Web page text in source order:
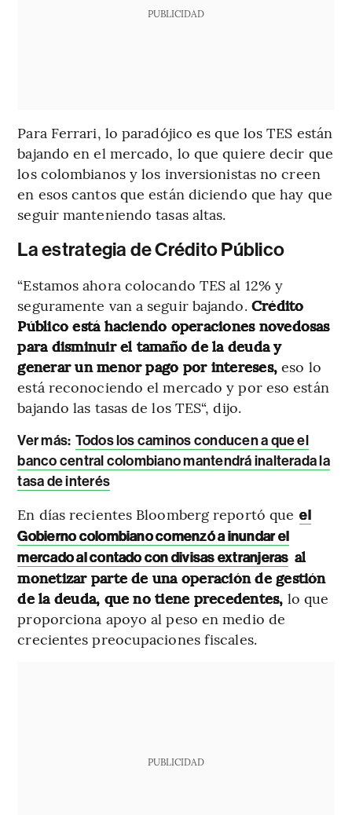
PUBLICIDAD
Para Ferrari, lo paradójico es que los TES están
bajando en el mercado, lo que quiere decir que
los colombianos y los inversionistas no creen
en esos cantos que están diciendo que hay que
seguir manteniendo tasas altas.
La estrategia de Crédito Público
“Estamos ahora colocando TES al 12% y
seguramente van a seguir bajando. Crédito
Público está haciendo operaciones novedosas
para disminuir el tamaño de la deuda y
generar un menor pago por intereses,eso lo
está reconociendo el mercado y por eso están
bajando las tasas de los TES“, dijo.
Ver más: Todos los caminos conducen a que el
banco central colombiano mantendrá inalterada la
tasa de interés
En días recientes Bloomberg reportó que el
Gobierno colombiano comenzó a inundar el
mercado al contado con divisas extranjeras al
monetizar parte de una operación de gestión
de la deuda, que no tiene precedentes, lo que
proporciona apoyo al peso en medio de
crecientes preocupaciones fiscales.
PUBLICIDAD